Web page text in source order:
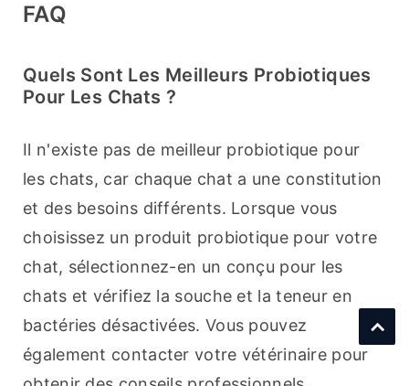
FAQ
Quels Sont Les Meilleurs Probiotiques
Pour Les Chats ?
Il n'existe pas de meilleur probiotique pour
les chats, car chaque chat a une constitution
et des besoins différents. Lorsque vous
choisissez un produit probiotique pour votre
chat, sélectionnez-en un conçu pour les
chats et vérifiez la souche et la teneur en
bactéries désactivées. Vous pouvez
également contacter votre vétérinaire pour